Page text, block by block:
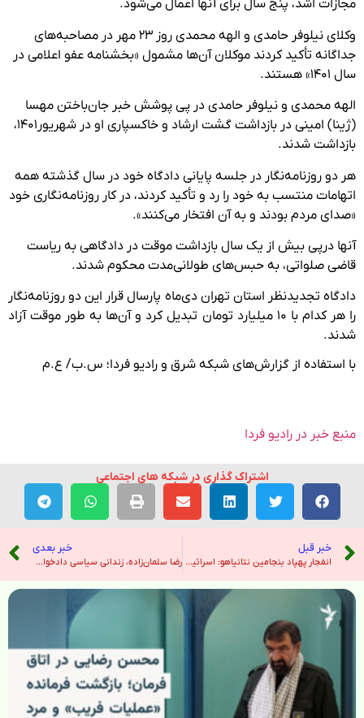
مجازات اشد، پنج سال برای آنها اعمال می‌شود.
وکلای نیلوفر حامدی و الهه محمدی روز ۲۳ مهر در مصاحبه‌های
جداگانه تأکید کردند موکلان آن‌ها مشمول «بخشنامه عفو اعلامی در
سال ۱۴۰۱» هستند.
الهه محمدی و نیلوفر حامدی در پی پوشش خبر جان‌باختن مهسا
(ژینا) امینی در بازداشت گشت ارشاد و خاکسپاری او در شهریور۱۴۰۱،
بازداشت شدند.
هر دو روزنامه‌نگار در جلسه پایانی دادگاه خود در سال گذشته همه
اتهامات منتسب به خود را رد و تأکید کردند، در کار روزنامه‌نگاری خود
«صدای مردم بودند و به آن افتخار می‌کنند».
آنها درپی بیش از یک سال بازداشت موقت در دادگاهی به ریاست
قاضی صلواتی، به حبس‌های طولانی‌مدت محکوم شدند.
دادگاه تجدیدنظر استان تهران دی‌ماه پارسال قرار این دو روزنامه‌نگار
را هر کدام با ۱۰ میلیارد تومان تبدیل کرد و آن‌ها به طور موقت آزاد
شدند.
با استفاده از گزارش‌های شبکه شرق و رادیو فردا؛ س.ب/ ع.م
منبع خبر در رادیو فردا
اشتراک گذاری در شبکه های اجتماعی
خبر قبل
انفجار پهپاد بنجامین نتانیاهو: اسرائیل مدعی دست داشتن ایران در حمله در نزدیکی اقامتگاه نخست وزیر است – هندوستان امروز
خبر بعدی
رضا سلمان‌زاده، زندانی سیاسی دادخواه، بر اثر اعتصاب غذا به حالت «نیمه کما» رفته است – صدای آمریکا